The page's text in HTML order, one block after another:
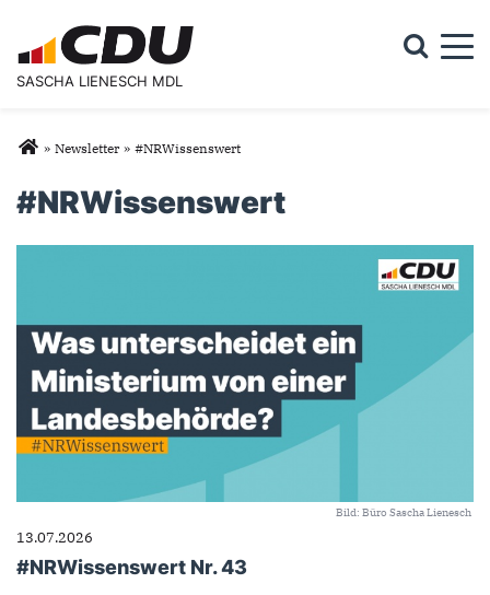
SASCHA LIENESCH MDL
Suchformular
Sie sind hier
» Newsletter » #NRWissenswert
#NRWissenswert
Bild: Büro Sascha Lienesch
13.07.2026
#NRWissenswert Nr. 43